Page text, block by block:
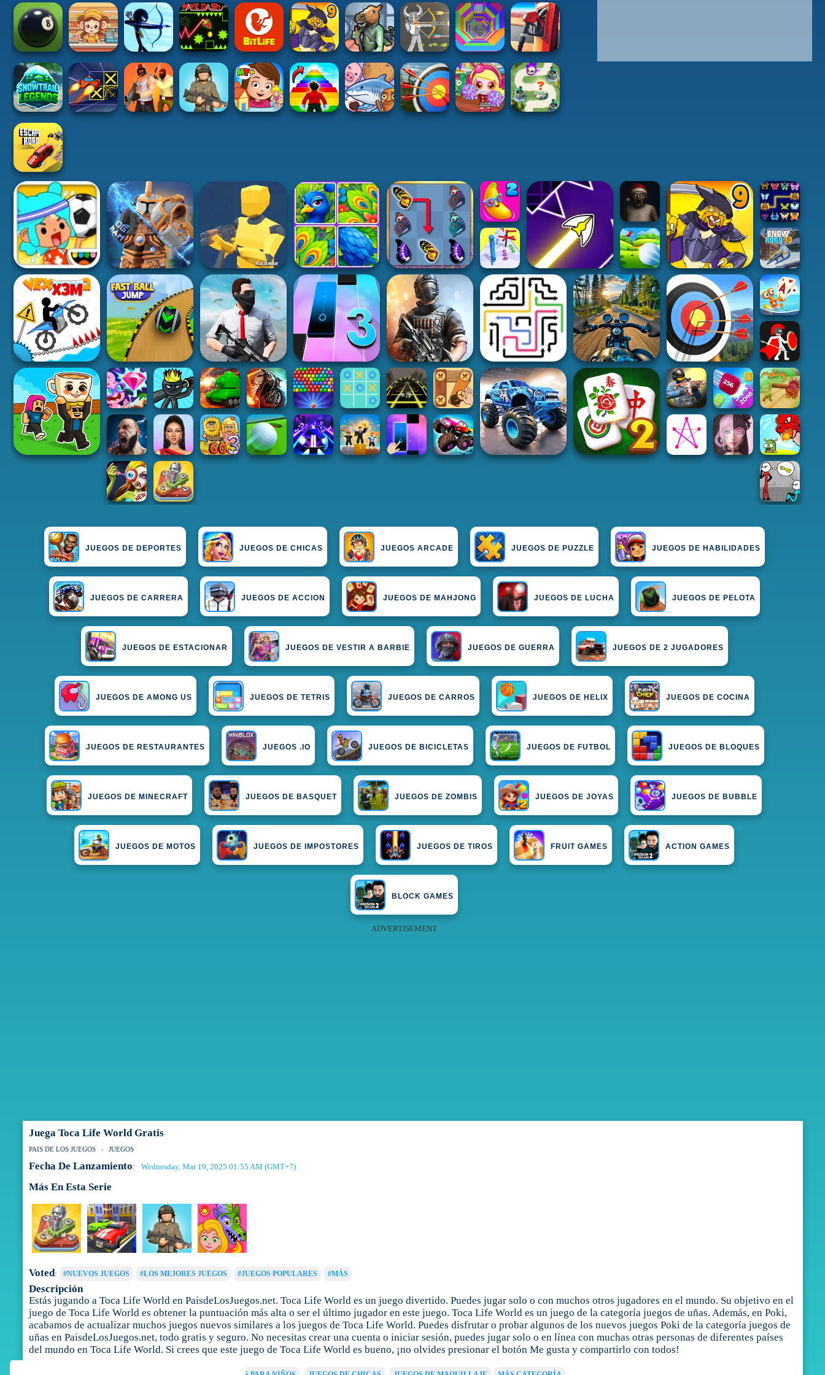
JUEGOS DE DEPORTES JUEGOS DE CHICAS JUEGOS ARCADE JUEGOS DE PUZZLE JUEGOS DE HABILIDADES
JUEGOS DE CARRERA JUEGOS DE ACCION JUEGOS DE MAHJONG JUEGOS DE LUCHA JUEGOS DE PELOTA
JUEGOS DE ESTACIONAR JUEGOS DE VESTIR A BARBIE JUEGOS DE GUERRA JUEGOS DE 2 JUGADORES
JUEGOS DE AMONG US JUEGOS DE TETRIS JUEGOS DE CARROS JUEGOS DE HELIX JUEGOS DE COCINA
JUEGOS DE RESTAURANTES JUEGOS .IO JUEGOS DE BICICLETAS JUEGOS DE FUTBOL JUEGOS DE BLOQUES
JUEGOS DE MINECRAFT JUEGOS DE BASQUET JUEGOS DE ZOMBIS JUEGOS DE JOYAS JUEGOS DE BUBBLE
JUEGOS DE MOTOS JUEGOS DE IMPOSTORES JUEGOS DE TIROS FRUIT GAMES ACTION GAMES
BLOCK GAMES
ADVERTISEMENT
Juega Toca Life World Gratis
PAIS DE LOS JUEGOS JUEGOS
Fecha De Lanzamiento: Wednesday, Mar 19, 2025 01:55 AM (GMT+7)
Más En Esta Serie
Voted: #NUEVOS JUEGOS #LOS MEJORES JUEGOS #JUEGOS POPULARES #MÁS
Descripción
Estás jugando a Toca Life World en PaisdeLosJuegos.net. Toca Life World es un juego divertido. Puedes jugar solo o con muchos otros jugadores en el mundo. Su objetivo en el
juego de Toca Life World es obtener la puntuación más alta o ser el último jugador en este juego. Toca Life World es un juego de la categoría juegos de uñas. Además, en Poki,
acabamos de actualizar muchos juegos nuevos similares a los juegos de Toca Life World. Puedes disfrutar o probar algunos de los nuevos juegos Poki de la categoría juegos de
uñas en PaisdeLosJuegos.net, todo gratis y seguro. No necesitas crear una cuenta o iniciar sesión, puedes jugar solo o en línea con muchas otras personas de diferentes países
del mundo en Toca Life World. Si crees que este juego de Toca Life World es bueno, ¡no olvides presionar el botón Me gusta y compartirlo con todos!